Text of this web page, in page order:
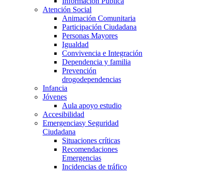
Atención Social
Animación Comunitaria
Participación Ciudadana
Personas Mayores
Igualdad
Convivencia e Integración
Dependencia y familia
Prevención
drogodependencias
Infancia
Jóvenes
Aula apoyo estudio
Accesibilidad
Emergenciasy Seguridad
Ciudadana
Situaciones críticas
Recomendaciones
Emergencias
Incidencias de tráfico